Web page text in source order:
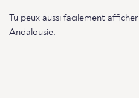
Tu peux aussi facilement afficher
Andalousie.